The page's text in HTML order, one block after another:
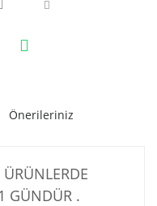
Önerileriniz
GÜNDÜR .